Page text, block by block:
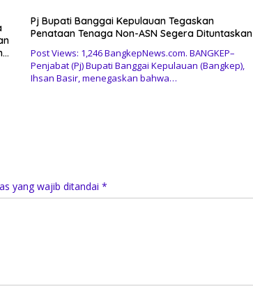
Pj Bupati Banggai Kepulauan Tegaskan
Penataan Tenaga Non-ASN Segera Dituntaskan
Post Views: 1,246 BangkepNews.com. BANGKEP–
Penjabat (Pj) Bupati Banggai Kepulauan (Bangkep),
Ihsan Basir, menegaskan bahwa…
yang wajib ditandai *